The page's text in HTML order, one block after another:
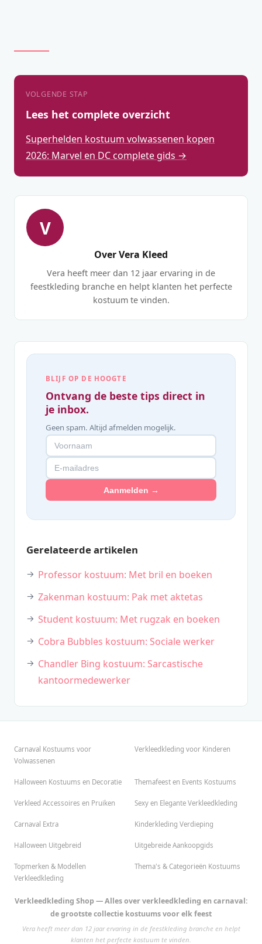
VOLGENDE STAP
Lees het complete overzicht
Superhelden kostuum volwassenen kopen
2026: Marvel en DC complete gids →
V
Over Vera Kleed
Vera heeft meer dan 12 jaar ervaring in de
feestkleding branche en helpt klanten het perfecte
kostuum te vinden.
BLIJF OP DE HOOGTE
Ontvang de beste tips direct in
je inbox.
Geen spam. Altijd afmelden mogelijk.
Aanmelden →
Gerelateerde artikelen
Professor kostuum: Met bril en boeken
Zakenman kostuum: Pak met aktetas
Student kostuum: Met rugzak en boeken
Cobra Bubbles kostuum: Sociale werker
Chandler Bing kostuum: Sarcastische
kantoormedewerker
Carnaval Kostuums voor
Volwassenen
Verkleedkleding voor Kinderen
Halloween Kostuums en Decoratie Themafeest en Events Kostuums
Verkleed Accessoires en Pruiken Sexy en Elegante Verkleedkleding
Carnaval Extra Kinderkleding Verdieping
Halloween Uitgebreid Uitgebreide Aankoopgids
Topmerken & Modellen
Verkleedkleding
Thema's & Categorieën Kostuums
Verkleedkleding Shop — Alles over verkleedkleding en carnaval:
de grootste collectie kostuums voor elk feest
Vera heeft meer dan 12 jaar ervaring in de feestkleding branche en helpt
klanten het perfecte kostuum te vinden.